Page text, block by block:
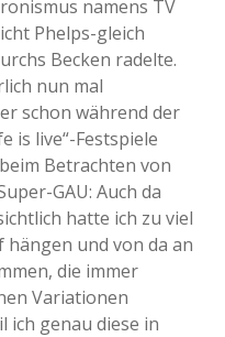
namens TV
Phelps-gleich
Becken radelte.
nun mal
schon während der
is live“-Festspiele
Betrachten von
GAU: Auch da
hatte ich zu viel
hängen und von da an
die immer
Variationen
ich genau diese in